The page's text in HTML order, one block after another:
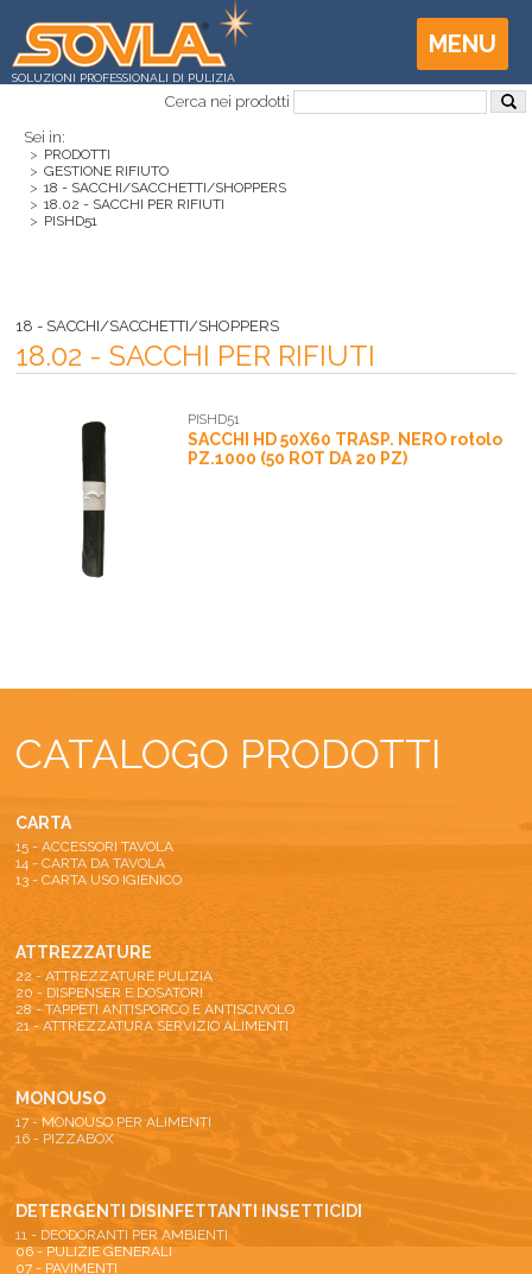
SOLUZIONI PROFESSIONALI DI PULIZIA
MENU
Cerca nei prodotti
Sei in:
> PRODOTTI
> GESTIONE RIFIUTO
> 18 - SACCHI/SACCHETTI/SHOPPERS
> 18.02 - SACCHI PER RIFIUTI
> PISHD51
18 - SACCHI/SACCHETTI/SHOPPERS
18.02 - SACCHI PER RIFIUTI
PISHD51
SACCHI HD 50X60 TRASP. NERO rotolo
PZ.1000 (50 ROT DA 20 PZ)
CATALOGO PRODOTTI
CARTA
15 - ACCESSORI TAVOLA
14 - CARTA DA TAVOLA
13 - CARTA USO IGIENICO
ATTREZZATURE
22 - ATTREZZATURE PULIZIA
20 - DISPENSER E DOSATORI
28 - TAPPETI ANTISPORCO E ANTISCIVOLO
21 - ATTREZZATURA SERVIZIO ALIMENTI
MONOUSO
17 - MONOUSO PER ALIMENTI
16 - PIZZABOX
DETERGENTI DISINFETTANTI INSETTICIDI
11 - DEODORANTI PER AMBIENTI
06 - PULIZIE GENERALI
07 - PAVIMENTI